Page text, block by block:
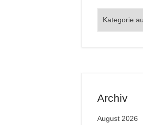
Archiv
August 2026